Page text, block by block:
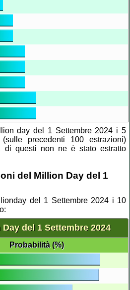
day del 1 Settembre 2024 i 5
precedenti 100 estrazioni)
di questi non ne è stato estratto
del Million Day del 1
del 1 Settembre 2024 i 10
del 1 Settembre 2024
Probabilità (%)